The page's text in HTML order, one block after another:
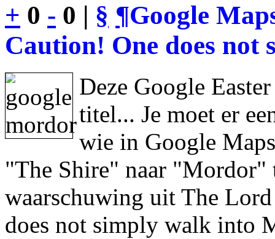
+ 0 - 0 | § ¶Google
Caution! One does
Deze Google
titel... Je moet er
wie in Google
"The Shire" naar "Mordor"
waarschuwing uit The
does not simply walk into